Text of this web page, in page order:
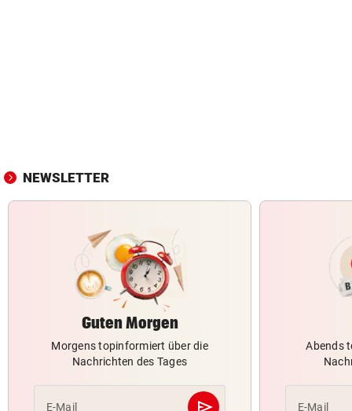
NEWSLETTER
Guten Morgen
Morgens topinformiert über die
Nachrichten des Tages
E-Mail
Abends
E-Mail